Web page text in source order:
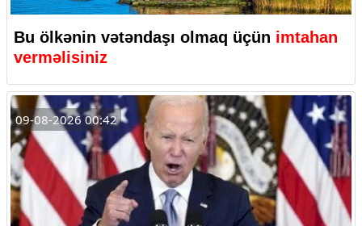
Bu ölkənin vətəndaşı olmaq üçün imtahan
verməlisiniz
09-08-2026 00:42